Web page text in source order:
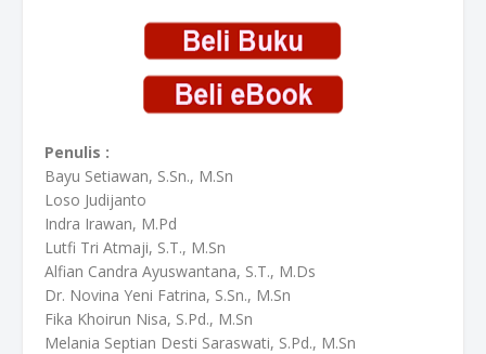
Penulis :
Bayu Setiawan, S.Sn., M.Sn
Loso Judijanto
Indra Irawan, M.Pd
Lutfi Tri Atmaji, S.T., M.Sn
Alfian Candra Ayuswantana, S.T., M.Ds
Dr. Novina Yeni Fatrina, S.Sn., M.Sn
Fika Khoirun Nisa, S.Pd., M.Sn
Melania Septian Desti Saraswati, S.Pd., M.Sn